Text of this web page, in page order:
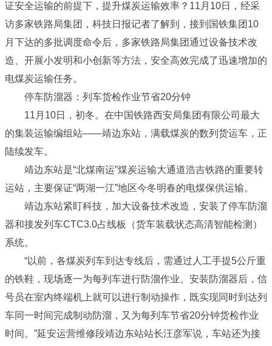
证安全运输的前提下，提升煤炭运输效率？11月10日，经采
访多家铁路局集团，科技日报记者了解到，接到国铁集团10
月下达的多批调度命令后，多家铁路局集团通过设备技术改
造、开展小发明和小创新等方法，安全高效完成了迅速增加的
电煤炭运输任务。
停车防溜器：列车货检作业节省20分钟
11月10日，初冬。在中国铁路西安局集团有限公司最大
的集装运输编组站——靖边东站，满载煤炭的数列货运车，正
陆续发车。
靖边东站是“北煤南运”煤炭运输大通道浩吉铁路的重要转
运站，主要保证“两湖一江”地区今冬明春的电煤保供运输。
靖边东站紧盯科技，加大设备技术改造，安装了停车防溜
器和接发列车CTC3.0占线板（货车装载状态高清智能检测）
系统。
“以前，各煤炭列车到达专线后，需通过人工手提5公斤重
的铁鞋，现场逐一为每列车进行防溜作业。安装防溜器后，信
号员在室内终端机上就可以进行制动操作，既实现同时到达列
车同一时间完成制动防溜，又为每列车节省20分钟货检作业
时间。”延安运营维修段靖边东站站长汪彦军说，车站还为接